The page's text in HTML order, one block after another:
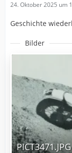
24. Oktober 2025 um
Geschichte
Bilder
PICT3471.JPG